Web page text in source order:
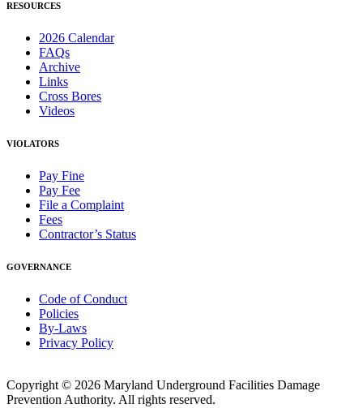
RESOURCES
2026 Calendar
FAQs
Archive
Links
Cross Bores
Videos
VIOLATORS
Pay Fine
Pay Fee
File a Complaint
Fees
Contractor’s Status
GOVERNANCE
Code of Conduct
Policies
By-Laws
Privacy Policy
Copyright © 2026 Maryland Underground Facilities Damage
Prevention Authority. All rights reserved.